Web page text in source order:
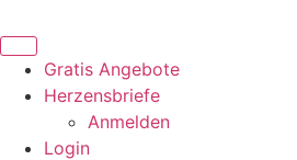
Inhalt
springenGratis Angebote
Herzensbriefe
Anmelden
Login